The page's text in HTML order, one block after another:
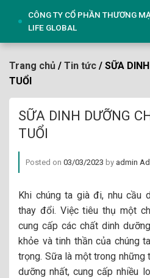
CÔNG TY CỔ PHẦN THƯƠNG
LIFE GLOBAL
Trang chủ / Tin tức / SỮA
TUỔI
SỮA DINH DƯỠNG
TUỔI
Posted on 03/03/2023 by admin
Khi chúng ta già đi, nhu cầu
thay đổi. Việc tiêu thụ một
cung cấp các chất dinh
khỏe và tinh thần của chúng
trọng. Sữa là một trong những
dưỡng nhất, cung cấp nhiều